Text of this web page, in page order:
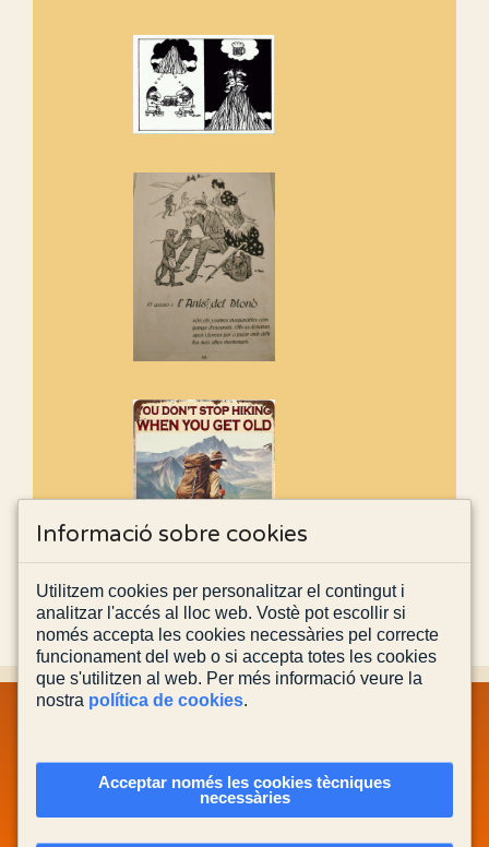
de l'entorn de Sant Aniol
POLÍTICA DE COOKIES
CONTACTA'NS
Informació sobre cookies
Utilitzem cookies per personalitzar el contingut i
analitzar l'accés al lloc web. Vostè pot escollir si
només accepta les cookies necessàries pel correcte
funcionament del web o si accepta totes les cookies
que s'utilitzen al web. Per més informació veure la
nostra política de cookies.
Acceptar només les cookies tècniques
necessàries